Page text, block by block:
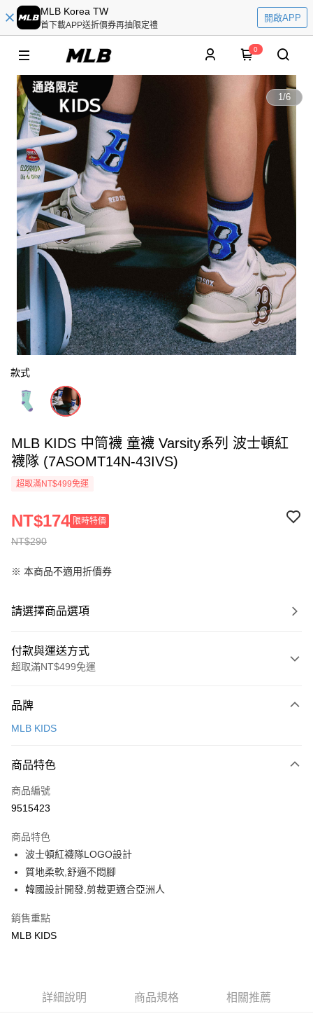
MLB Korea TW
首下載APP送折價券再抽限定禮
開啟APP
0
1/6
款式
MLB KIDS 中筒襪 童襪 Varsity系列 波士頓紅
襪隊 (7ASOMT14N-43IVS)
超取滿NT$499免運
NT$290
NT$174 限時特價
※ 本商品不適用折價券
請選擇商品選項
付款與運送方式
超取滿NT$499免運
信用卡一次付款
LINE Pay
Apple Pay
悠遊付
運送方式
每筆NT$60，滿NT$499(含以上)免運費
7-11取貨付款<未取貨列黑名單/不支援離島取退>
品牌
MLB KIDS
商品特色
商品編號
9515423
商品特色
波士頓紅襪隊LOGO設計
質地柔軟,舒適不悶腳
韓國設計開發,剪裁更適合亞洲人
銷售重點
MLB KIDS
詳細說明 商品規格 相關推薦